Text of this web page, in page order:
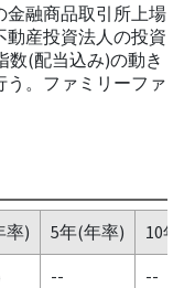
金融商品取引所上場
産投資法人の投資
数(配当込み)の動き
う。ファミリーファ
率) 5年(年率)
10
--
--